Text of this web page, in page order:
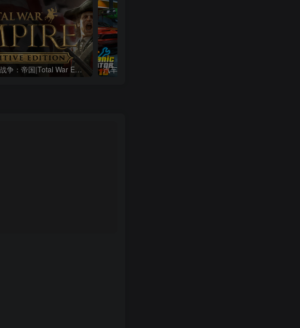
全面战争：帝国|Total War Empire|1.5.0|整合全DLC